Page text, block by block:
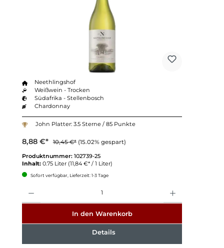
Neethlingshof
Weißwein - Trocken
Südafrika - Stellenbosch
Chardonnay
John Platter: 3.5 Sterne / 85 Punkte
8,88 €* 10,45 €* (15.02% gespart)
Produktnummer: 102739-25
Inhalt: 0.75 Liter (11,84 €* / 1 Liter)
Sofort verfügbar, Lieferzeit: 1-3 Tage
In den Warenkorb
Details